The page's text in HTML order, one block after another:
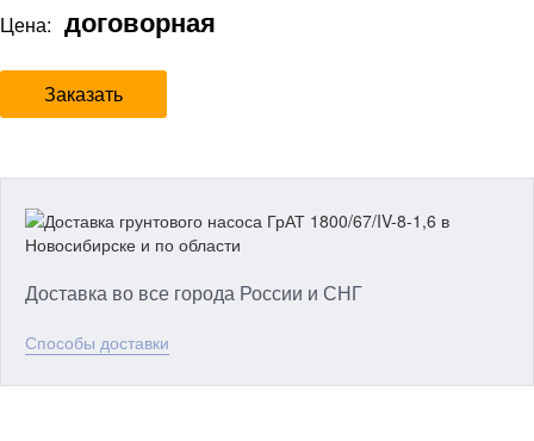
Цена: договорная
Заказать
Доставка во все города России и СНГ
Способы доставки